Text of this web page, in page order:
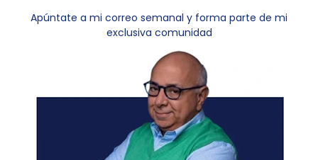
Apúntate a mi correo semanal y forma parte de mi
exclusiva comunidad